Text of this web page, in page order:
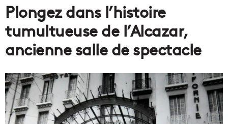
Plongez dans l’histoire
tumultueuse de l’Alcazar,
ancienne salle de spectacle